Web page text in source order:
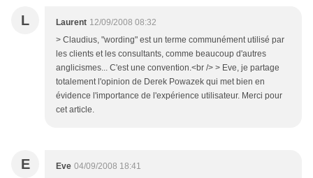
L Laurent 12/09/2008 08:32
> Claudius, "wording" est un terme communément utilisé par
les clients et les consultants, comme beaucoup d'autres
anglicismes... C'est une convention.<br /> > Eve, je partage
totalement l'opinion de Derek Powazek qui met bien en
évidence l'importance de l'expérience utilisateur. Merci pour
cet article.
E Eve 04/09/2008 18:41